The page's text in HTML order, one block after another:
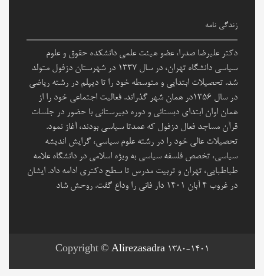
زندگی نامه
دکتر علیرضا صدرا، عضو هیئت علمی دانشکده حقوق و علوم
سیاسی دانشگاه تهران، در سال ۱۳۳۷ در شهرستان دزفول متولد
شد. تحصیلات ابتدایی و متوسطه خود را تا دیپلم در رشته ریاضی
در سال ۱۳۵۶در همان شهر گذراند. فعالیت اجتماعی خود را از
همان اوان ابتدای دبستانی و دوره دبیرستانی با حضور در جلسات
قرآن مساجد فعال دزفول که عمدتا سیاسی بودند، آغاز نمود.
تحصیلات عالی خود را در رشته علوم سیاسی، گرایش اندیشه
سیاسی، تخصص فلسفه سیاسی به ویژه اسلامی در دانشگاه علامه
طباطبایی، تهران و تربیت مدرس تا سطح دکتری ادامه داد. ایشان
در غروب 4 آبان 1401 دار فانی را وداع گفت. روحش شاد
Copyright © Alirezasadra 1380-1401